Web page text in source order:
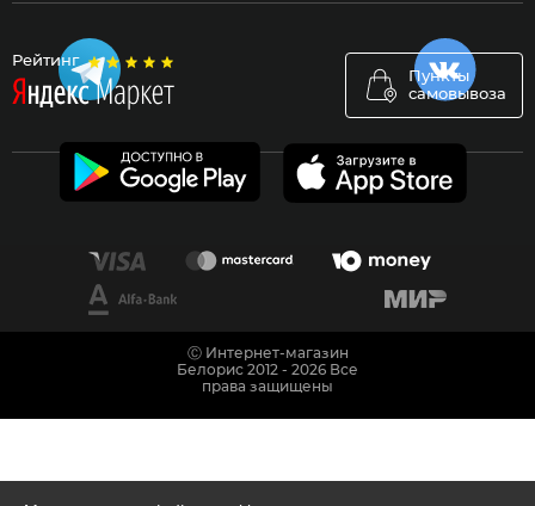
Рейтинг
Пункты
самовывоза
Ⓒ Интернет-магазин
Белорис 2012 - 2026 Все
права защищены